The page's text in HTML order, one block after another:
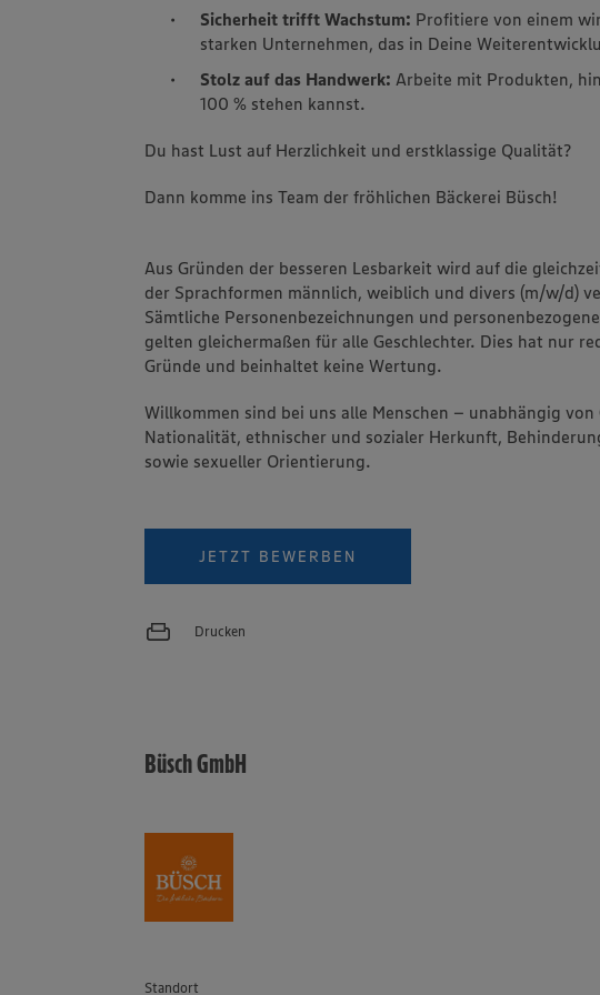
Sicherheit trifft Wachstum: Profitiere von einem
starken Unternehmen, das in Deine
Stolz auf das Handwerk: Arbeite mit Produkten,
100 % stehen kannst.
Du hast Lust auf Herzlichkeit und erstklassige Qualität?
Dann komme ins Team der fröhlichen Bäckerei Büsch!
Aus Gründen der besseren Lesbarkeit wird auf die
der Sprachformen männlich, weiblich und divers (m/w/d)
Sämtliche Personenbezeichnungen und
gelten gleichermaßen für alle Geschlechter. Dies hat nur
Gründe und beinhaltet keine Wertung.
Willkommen sind bei uns alle Menschen – unabhängig von
Nationalität, ethnischer und sozialer Herkunft,
sowie sexueller Orientierung.
JETZT BEWERBEN
Drucken
Büsch GmbH
Standort